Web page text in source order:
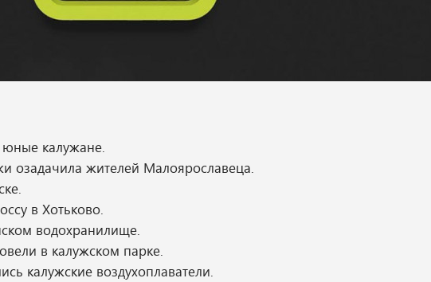
юные калужане.
озадачила жителей Малоярославеца.
в Хотьково.
водохранилище.
в калужском парке.
калужские воздухоплаватели.